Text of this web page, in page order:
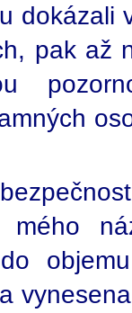
dokázali
pak až
mého